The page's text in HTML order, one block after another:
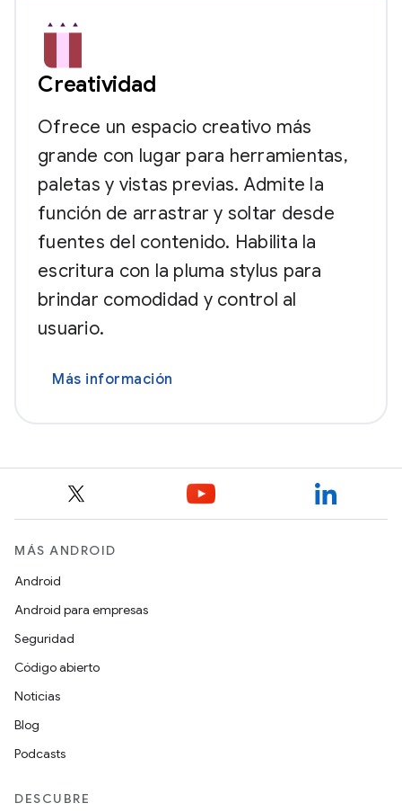
Creatividad
Ofrece un espacio creativo más
grande con lugar para herramientas,
paletas y vistas previas. Admite la
función de arrastrar y soltar desde
fuentes del contenido. Habilita la
escritura con la pluma stylus para
brindar comodidad y control al
usuario.
Más información
MÁS ANDROID
Android
Android para empresas
Seguridad
Código abierto
Noticias
Blog
Podcasts
DESCUBRE